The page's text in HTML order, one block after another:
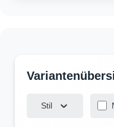
Stil